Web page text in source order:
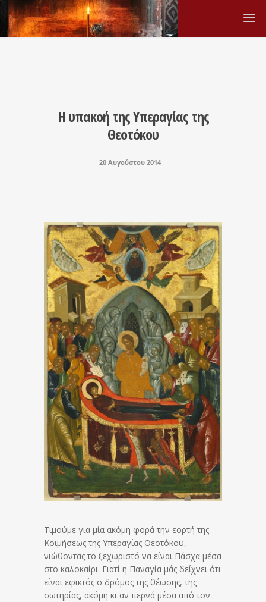
Η υπακοή της Υπεραγίας της
Θεοτόκου
20 Αυγούστου 2014
Τιμούμε για μία ακόμη φορά την εορτή της
Κοιμήσεως της Υπεραγίας Θεοτόκου,
νιώθοντας το ξεχωριστό να είναι Πάσχα μέσα
στο καλοκαίρι. Γιατί η Παναγία μάς δείχνει ότι
είναι εφικτός ο δρόμος της θέωσης, της
σωτηρίας, ακόμη κι αν περνά μέσα από τον